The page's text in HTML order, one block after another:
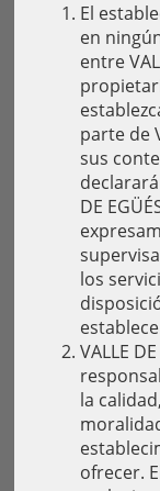
El
en
entre
parte de
sus
DE
los
VALLE
la
ofrecer.